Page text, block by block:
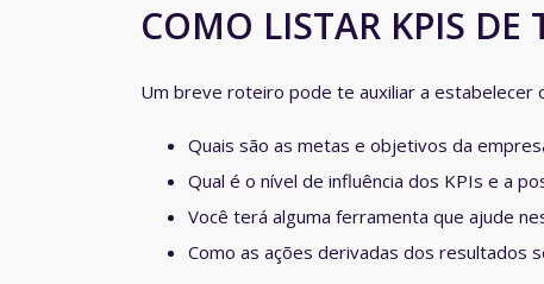
COMO LISTAR KPIS DE
Um breve roteiro pode te auxiliar a estabelecer
Quais são as metas e objetivos da
Qual é o nível de influência dos KPIs e a
Você terá alguma ferramenta que ajude
Como as ações derivadas dos resultados